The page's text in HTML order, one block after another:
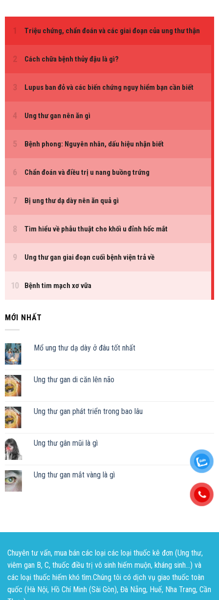
MỚI NHẤT
Mổ ung thư dạ dày ở đâu tốt nhất
Ung thư gan di căn lên não
Ung thư gan phát triển trong bao lâu
Ung thư gân mũi là gì
Ung thư gan mắt vàng là gì
Chuyên tư vấn, mua bán các loại các loại thuốc kê đơn (Ung thư,
viêm gan B, C, thuốc điều trị vô sinh hiếm muộn, kháng sinh...) và
các loại thuốc hiếm khó tìm.Chúng tôi có dịch vụ giao thuốc toàn
quốc (Hà Nội, Hồ Chí Minh (Sài Gòn), Đà Nẵng, Huế, Nha Trang, Cần